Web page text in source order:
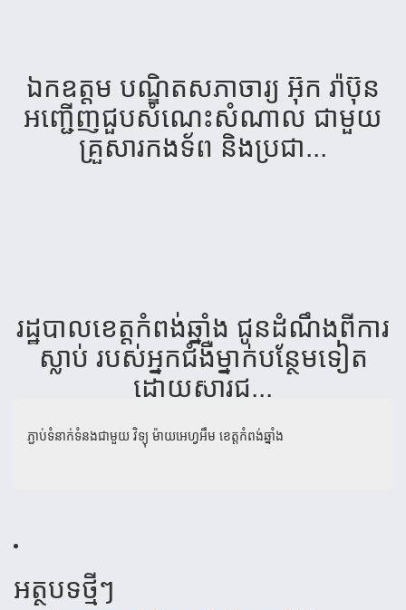
ឯកឧត្តម​ បណ្ឌិត​សភា​ចារ្យ ​អ៊ុក​ រ៉ា​ប៊ុន​
អញ្ជើញ​ជួប​សំណេះ​សំណាល ​ជា​មួយ​
គ្រួសារ​កង​ទ័ព​ និង​ប្រជា​...
រដ្ឋ​បាល​ខេត្ត​កំ​ពង់​ឆ្នាំង​ ជូន​ដំ​ណឹង​ពី​ការ​
ស្លាប់​ របស់​អ្នក​ជំ​ងឺ​ម្នាក់​បន្ថែម​ទៀត​
ដោយ​សារ​ជ...
ភ្ជាប់ទំនាក់ទំនងជាមួយវិទ្យុ ម៉ាយអេហ្វអឹម ខេត្តកំពង់ឆ្នាំង
អត្ថបទថ្មីៗ